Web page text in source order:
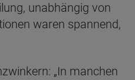
unabhängig von
waren spannend,
„In manchen